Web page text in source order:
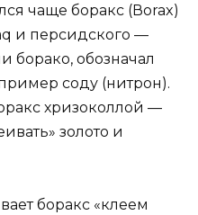
чаще боракс (Воrax)
и персидского —
борако, обозначал
соду (нитрон).
хризоколлой —
золото и
боракс «клеем